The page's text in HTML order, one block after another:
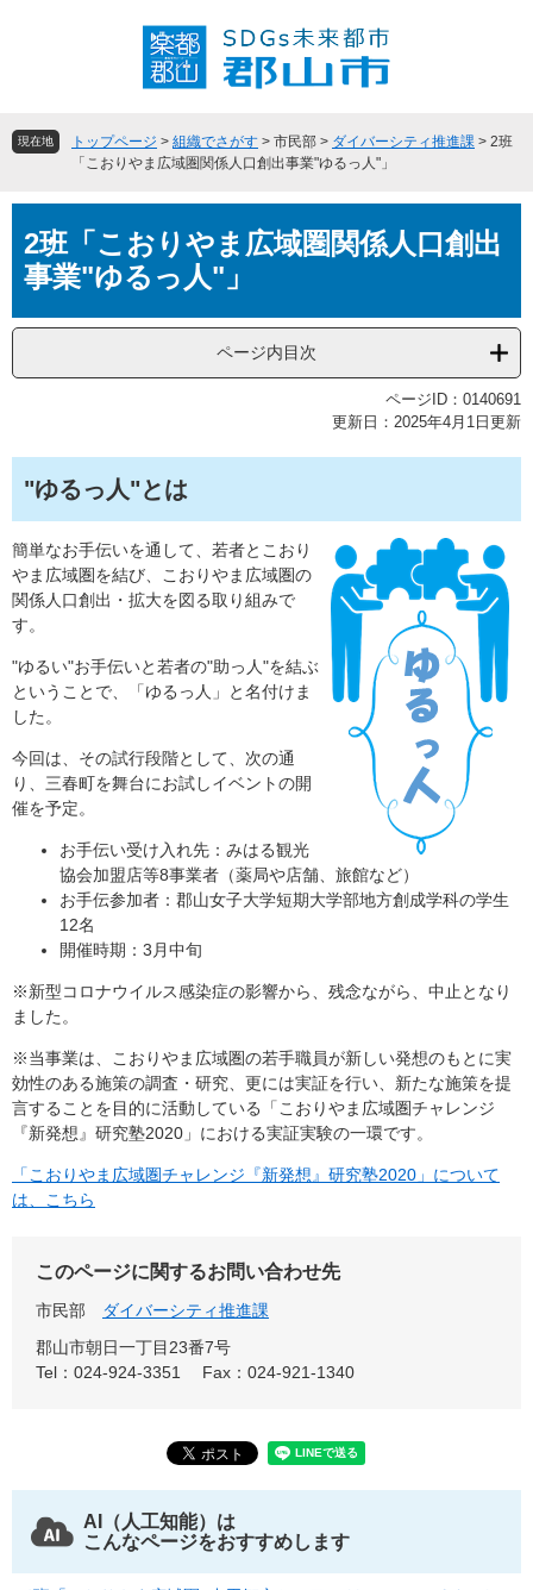
頭
飛現在地 トップページ > 組織でさがす > 市民部 > ダイバーシティ推進課 > 2班
「こおりやま広域圏関係人口創出事業"ゆるっ人"」
文2班「こおりやま広域圏関係人口創出
事業"ゆるっ人"」
ページ内目次
ページID：0140691
更新日：2025年4月1日更新
"ゆるっ人"とは
簡単なお手伝いを通して、若者とこおり
やま広域圏を結び、こおりやま広域圏の
関係人口創出・拡大を図る取り組みで
す。
"ゆるい"お手伝いと若者の"助っ人"を結ぶ
ということで、「ゆるっ人」と名付けま
した。
今回は、その試行段階として、次の通
り、三春町を舞台にお試しイベントの開
催を予定。
お手伝い受け入れ先：みはる観光
協会加盟店等8事業者（薬局や店舗、旅館など）
お手伝参加者：郡山女子大学短期大学部地方創成学科の学生
12名
開催時期：3月中旬
※新型コロナウイルス感染症の影響から、残念ながら、中止となり
ました。
※当事業は、こおりやま広域圏の若手職員が新しい発想のもとに実
効性のある施策の調査・研究、更には実証を行い、新たな施策を提
言することを目的に活動している「こおりやま広域圏チャレンジ
『新発想』研究塾2020」における実証実験の一環です。
「こおりやま広域圏チャレンジ『新発想』研究塾2020」について
は、こちら
このページに関するお問い合わせ先
市民部
ダイバーシティ推進課
郡山市朝日一丁目23番7号
Tel：024-924-3351
Fax：024-921-1340
AI（人工知能）は
こんなページをおすすめします